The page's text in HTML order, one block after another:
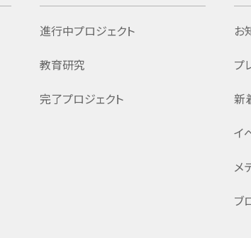
進行中プロジェクト
教育研究
完了プロジェクト
お
プ
新
イ
メ
ブ